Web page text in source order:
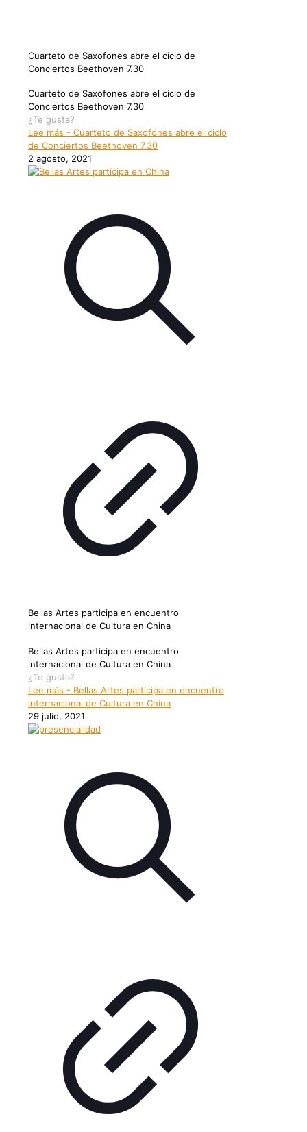
Cuarteto de Saxofones abre el ciclo de
Conciertos Beethoven 7.30
Cuarteto de Saxofones abre el ciclo de
Conciertos Beethoven 7.30
¿Te gusta?
Lee más - Cuarteto de Saxofones abre el ciclo
de Conciertos Beethoven 7.30
2 agosto, 2021
Bellas Artes participa en encuentro
internacional de Cultura en China
Bellas Artes participa en encuentro
internacional de Cultura en China
¿Te gusta?
Lee más - Bellas Artes participa en encuentro
internacional de Cultura en China
29 julio, 2021